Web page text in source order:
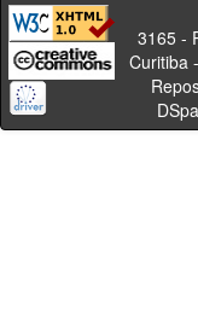
Av.
3165 -